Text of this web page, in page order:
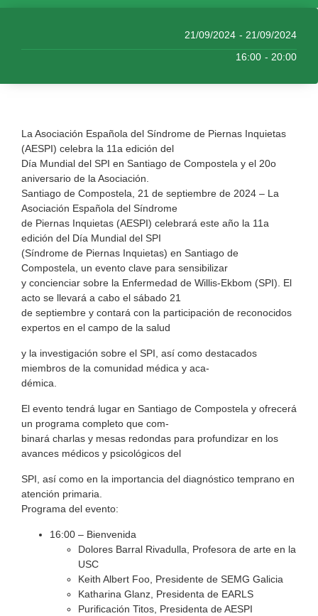
21/09/2024 - 21/09/2024
16:00 - 20:00
La Asociación Española del Síndrome de Piernas Inquietas
(AESPI) celebra la 11a edición del
Día Mundial del SPI en Santiago de Compostela y el 20o
aniversario de la Asociación.
Santiago de Compostela, 21 de septiembre de 2024 – La
Asociación Española del Síndrome
de Piernas Inquietas (AESPI) celebrará este año la 11a
edición del Día Mundial del SPI
(Síndrome de Piernas Inquietas) en Santiago de
Compostela, un evento clave para sensibilizar
y concienciar sobre la Enfermedad de Willis-Ekbom (SPI). El
acto se llevará a cabo el sábado 21
de septiembre y contará con la participación de reconocidos
expertos en el campo de la salud
y la investigación sobre el SPI, así como destacados
miembros de la comunidad médica y aca-
démica.
El evento tendrá lugar en Santiago de Compostela y ofrecerá
un programa completo que com-
binará charlas y mesas redondas para profundizar en los
avances médicos y psicológicos del
SPI, así como en la importancia del diagnóstico temprano en
atención primaria.
Programa del evento:
16:00 – Bienvenida
Dolores Barral Rivadulla, Profesora de arte en la
USC
Keith Albert Foo, Presidente de SEMG Galicia
Katharina Glanz, Presidenta de EARLS
Purificación Titos, Presidenta de AESPI